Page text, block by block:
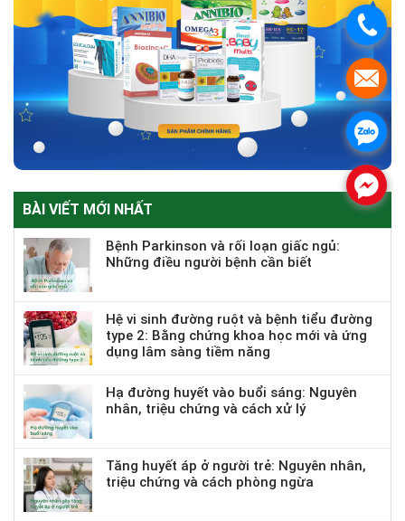
BÀI VIẾT MỚI NHẤT
Bệnh Parkinson và rối loạn giấc ngủ:
Những điều người bệnh cần biết
Hệ vi sinh đường ruột và bệnh tiểu đường
type 2: Bằng chứng khoa học mới và ứng
dụng lâm sàng tiềm năng
Hạ đường huyết vào buổi sáng: Nguyên
nhân, triệu chứng và cách xử lý
Tăng huyết áp ở người trẻ: Nguyên nhân,
triệu chứng và cách phòng ngừa
.
.
.
.